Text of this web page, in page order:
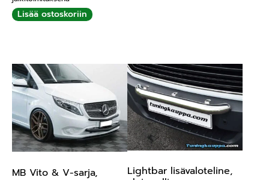
Lisää ostoskoriin
MB Vito & V-sarja, Lightbar lisävaloteline,